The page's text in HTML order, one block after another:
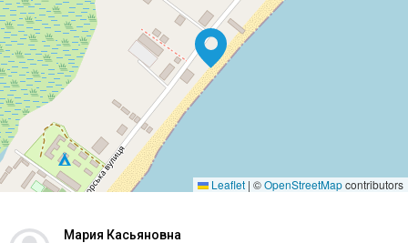
Leaflet | ©OpenStreetMapcontributors
Мария Касьяновна